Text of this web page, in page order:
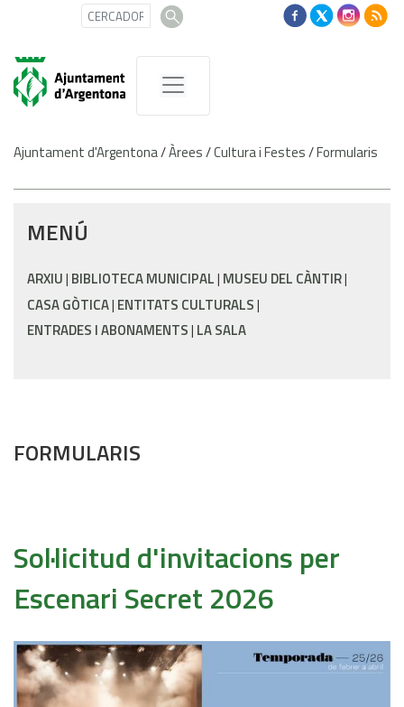
Ajuntament d'Argentona/Àrees/Cultura i Festes/Formularis
MENÚ
ARXIU BIBLIOTECA MUNICIPAL MUSEU DEL CÀNTIR
CASA GÒTICA ENTITATS CULTURALS
ENTRADES I ABONAMENTS LA SALA
FORMULARIS
Sol·licitud d'invitacions per
Escenari Secret 2026